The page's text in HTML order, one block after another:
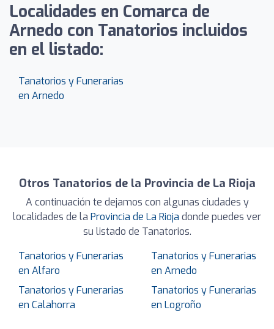
Localidades en Comarca de
Arnedo con Tanatorios incluidos
en el listado:
Tanatorios y Funerarias
en Arnedo
Otros Tanatorios de la Provincia de La Rioja
A continuación te dejamos con algunas ciudades y
localidades de la Provincia de La Rioja donde puedes ver
su listado de Tanatorios.
Tanatorios y Funerarias
en Alfaro
Tanatorios y Funerarias
en Arnedo
Tanatorios y Funerarias
en Calahorra
Tanatorios y Funerarias
en Logroño